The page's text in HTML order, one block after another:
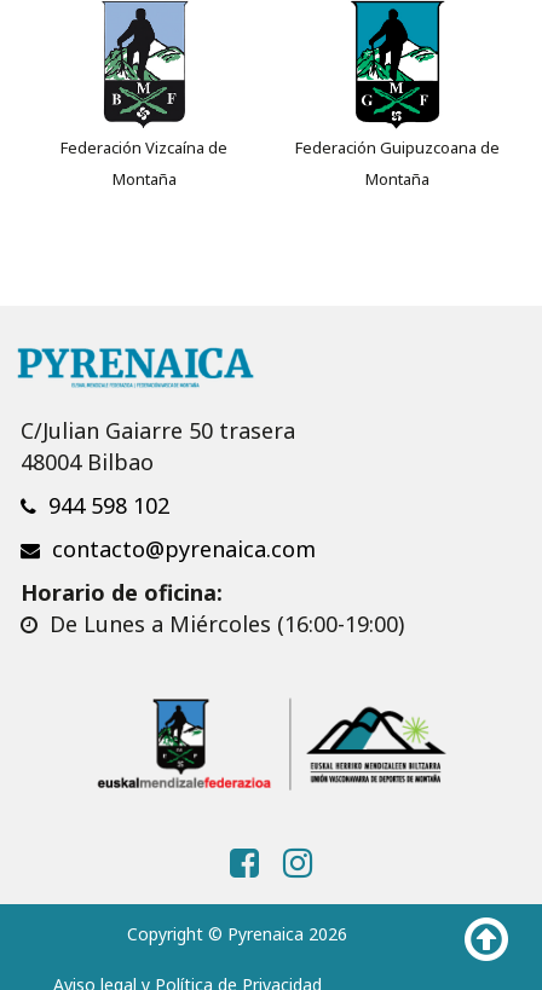
Federación Vizcaína de
Montaña
Federación Guipuzcoana de
Montaña
C/Julian Gaiarre 50 trasera
48004 Bilbao
944 598 102
contacto@pyrenaica.com
Horario de oficina:
De Lunes a Miércoles (16:00-19:00)
Copyright © Pyrenaica 2026
Aviso legal y Política de Privacidad